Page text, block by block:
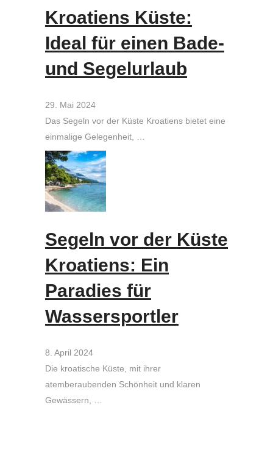
Kroatiens Küste:
Ideal für einen Bade-
und Segelurlaub
29. Mai 2024
Das Segeln vor der Küste Kroatiens bietet eine
einmalige Gelegenheit, …
Segeln vor der Küste
Kroatiens: Ein
Paradies für
Wassersportler
8. April 2024
Die kroatische Küste, mit ihrer
atemberaubenden Schönheit und klaren
Gewässern, …